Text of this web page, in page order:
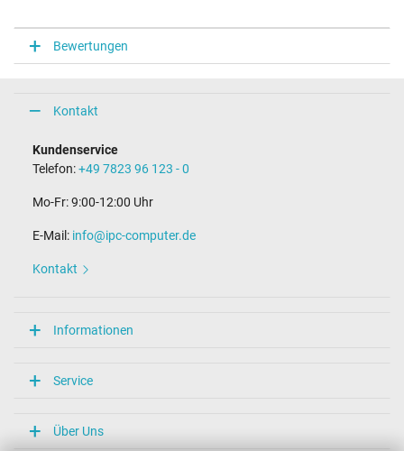
Bewertungen
Kontakt
Kundenservice
Telefon:+49 7823 96 123 - 0
Mo-Fr: 9:00-12:00 Uhr
E-Mail: info@ipc-computer.de
Kontakt
Informationen
Service
Über Uns